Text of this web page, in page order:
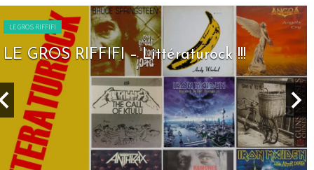
LE GROS RIFFIFI
LE GROS RIFFIFI – Littératurock !!!